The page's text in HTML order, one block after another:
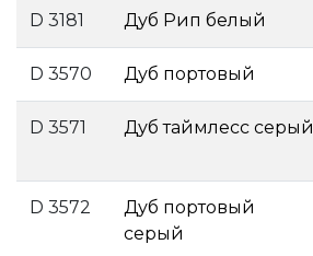
D 3181 Дуб Рип белый
D 3570 Дуб портовый
D 3571 Дуб таймлесс серый
D 3572
Дуб портовый
серый